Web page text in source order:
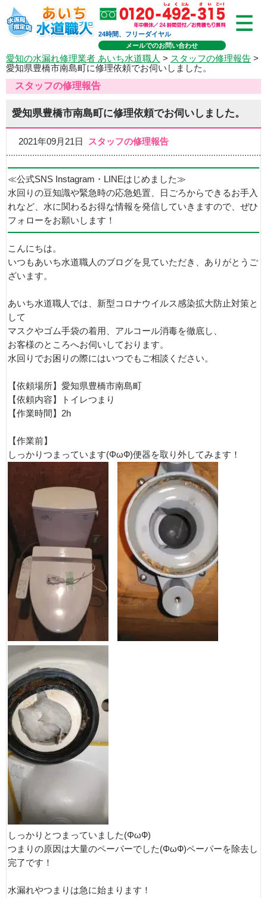
24時間、フリーダイヤル
メールでのお問い合わせ
愛知の水漏れ修理業者 あいち水道職人 > スタッフの修理報告 >
愛知県豊橋市南島町に修理依頼でお伺いしました。
スタッフの修理報告
愛知県豊橋市南島町に修理依頼でお伺いしました。
2021年09月21日 スタッフの修理報告
≪公式SNS Instagram・LINEはじめました≫
水回りの豆知識や緊急時の応急処置、日ごろからできるお手入
れなど、水に関わるお得な情報を発信していきますので、ぜひ
フォローをお願いします！
こんにちは。
いつもあいち水道職人のブログを見ていただき、ありがとうご
ざいます。
あいち水道職人では、新型コロナウイルス感染拡大防止対策と
して
マスクやゴム手袋の着用、アルコール消毒を徹底し、
お客様のところへお伺いしております。
水回りでお困りの際にはいつでもご相談ください。
【依頼場所】愛知県豊橋市南島町
【依頼内容】トイレつまり
【作業時間】2h
【作業前】
しっかりつまっています(ΦωФ)便器を取り外してみます！
しっかりとつまっていました(ΦωФ)
つまりの原因は大量のペーパーでした(ΦωФ)ペーパーを除去し
完了です！
水漏れやつまりは急に始まります！